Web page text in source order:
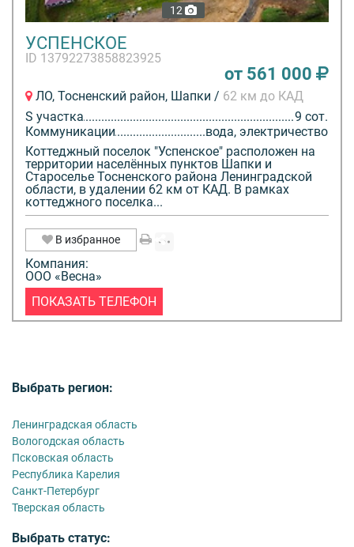
12
УСПЕНСКОЕ
ID 13792273858823925
от 561 000
ЛО, Тосненский район, Шапки / 62 км до КАД
S участка
9 сот.
Коммуникации
вода, электричество
Коттеджный поселок "Успенское" расположен на
территории населённых пунктов Шапки и
Староселье Тосненского района Ленинградской
области, в удалении 62 км от КАД. В рамках
коттеджного поселка...
В избранное
Компания:
ООО «Весна»
ПОКАЗАТЬ ТЕЛЕФОН
Выбрать регион:
Ленинградская область
Вологодская область
Псковская область
Республика Карелия
Санкт-Петербург
Тверская область
Выбрать статус: